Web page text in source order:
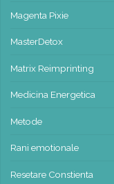
Magenta Pixie
MasterDetox
Matrix Reimprinting
Medicina Energetica
Metode
Rani emotionale
Resetare Constienta